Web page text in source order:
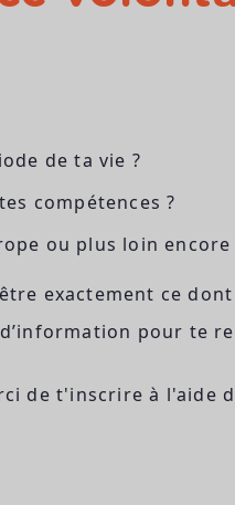
de ta vie ?
compétences ?
ou plus loin encore
exactement ce
pour te
de t'inscrire à l'aide